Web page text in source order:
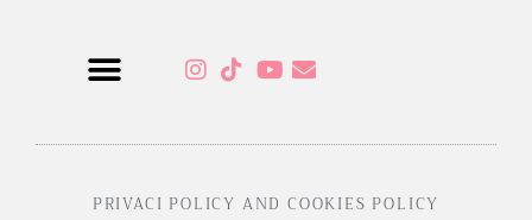
PRIVACI POLICY AND COOKIES POLICY